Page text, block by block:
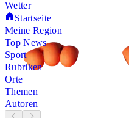
Wetter
Startseite
Meine Region
Top News
Sport
Rubriken
Orte
Themen
Autoren